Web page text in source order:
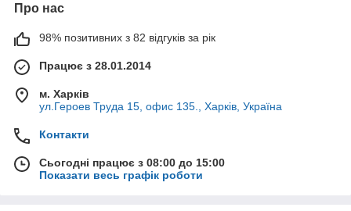
Про нас
98% позитивних з 82 відгуків за рік
Працює з 28.01.2014
м. Харків
ул.Героев Труда 15, офис 135., Харків, Україна
Контакти
Сьогодні працює з 08:00 до 15:00
Показати весь графік роботи